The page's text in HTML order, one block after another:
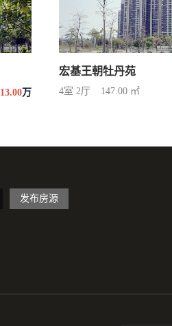
13.00万
宏基王朝牡丹苑
4室 2厅 147.00 ㎡
发布房源